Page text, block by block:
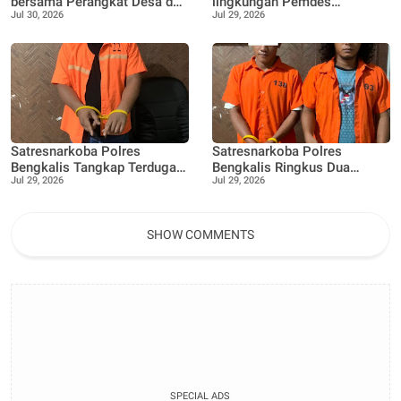
Bhabinkamtibmas
bibit Tanaman Pucuk Merah
dan Tanaman buah Jeruk
Jul 30, 2026
Pangkalan Nyirih gelar
Jul 29, 2026
Satresnarkoba Polres
Bengkalis Tangkap Terduga
Pengedar Sabu di Bantan,
Peredaran Gelap Narkotika
Jul 29, 2026
Satresnarkoba Polres
Bengkalis Ringkus Dua
Terduga Pengedar Sabu Saat
Jul 29, 2026
SHOW COMMENTS
SPECIAL ADS